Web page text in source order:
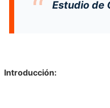
Estudio de
Introducción: